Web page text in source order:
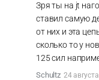
Зря ты на jt
ставил самую
от них и эта
сколько то у
125 сил
Schultz 24